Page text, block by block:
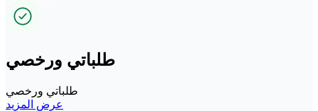
طلباتي ورخصي
طلباتي ورخصي
عرض المزيد